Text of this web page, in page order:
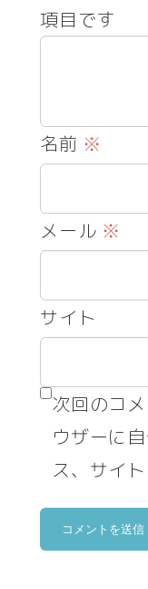
項目です
名前 ※
メール ※
サイト
次回のコ
ウザーに
ス、サイ